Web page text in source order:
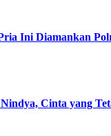
Ini Diamankan
Cinta yang